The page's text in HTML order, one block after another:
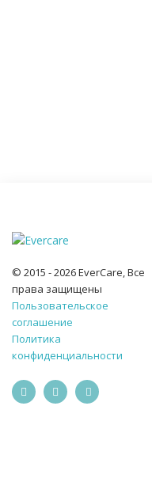
© 2015 - 2026 EverCare, Все
права защищены
Пользовательское
соглашение
Политика
конфиденциальности